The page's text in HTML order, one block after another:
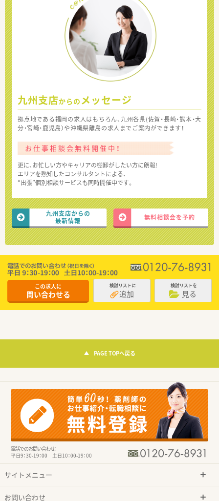
九州支店からの メッセージ
拠点地である福岡の求人はもちろん、九州各県(佐賀・長崎・熊本・大
分・宮崎・鹿児島）や沖縄県離島の求人までご案内ができます！
お仕事相談会無料開催中！
更に、お忙しい方やキャリアの棚卸がしたい方に朗報!
エリアを熟知したコンサルタントによる、
“出張”個別相談サービスも同時開催中です。
九州支店からの
最新情報
無料相談会を予約
この求人に
問い合わせる
検討リストに
追加
検討リストを
見る
PAGE TOPへ戻る
電話でのお問い合わせ：
平日9：30-19：00 土日10：00-19：00
サイトメニュー
お問い合わせ